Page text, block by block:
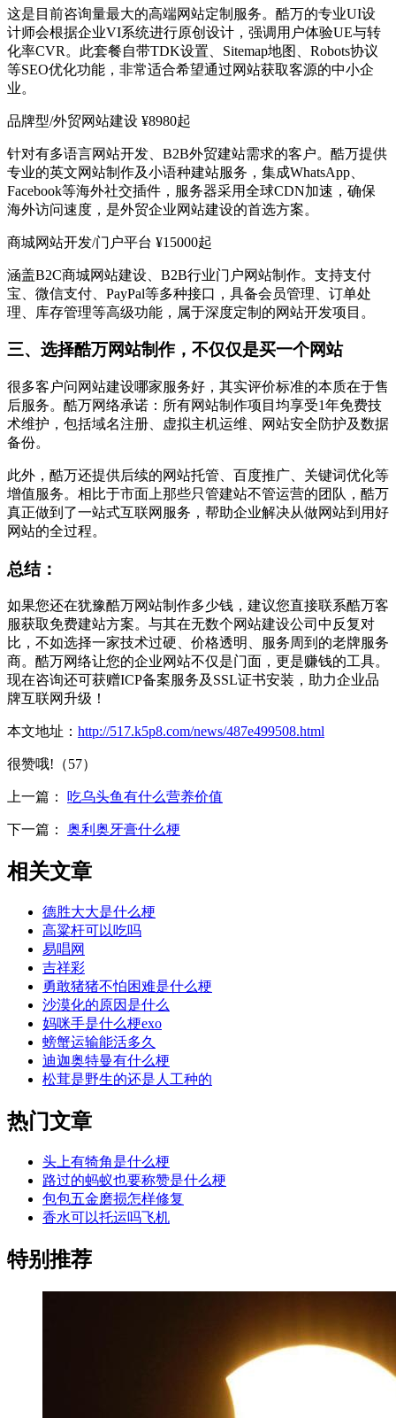
这是目前咨询量最大的高端网站定制服务。酷万的专业UI设
计师会根据企业VI系统进行原创设计，强调用户体验UE与转
化率CVR。此套餐自带TDK设置、Sitemap地图、Robots协议
等SEO优化功能，非常适合希望通过网站获取客源的中小企
业。
品牌型/外贸网站建设 ¥8980起
针对有多语言网站开发、B2B外贸建站需求的客户。酷万提供
专业的英文网站制作及小语种建站服务，集成WhatsApp、
Facebook等海外社交插件，服务器采用全球CDN加速，确保
海外访问速度，是外贸企业网站建设的首选方案。
商城网站开发/门户平台 ¥15000起
涵盖B2C商城网站建设、B2B行业门户网站制作。支持支付
宝、微信支付、PayPal等多种接口，具备会员管理、订单处
理、库存管理等高级功能，属于深度定制的网站开发项目。
三、选择酷万网站制作，不仅仅是买一个网站
很多客户问网站建设哪家服务好，其实评价标准的本质在于售
后服务。酷万网络承诺：所有网站制作项目均享受1年免费技
术维护，包括域名注册、虚拟主机运维、网站安全防护及数据
备份。
此外，酷万还提供后续的网站托管、百度推广、关键词优化等
增值服务。相比于市面上那些只管建站不管运营的团队，酷万
真正做到了一站式互联网服务，帮助企业解决从做网站到用好
网站的全过程。
总结：
如果您还在犹豫酷万网站制作多少钱，建议您直接联系酷万客
服获取免费建站方案。与其在无数个网站建设公司中反复对
比，不如选择一家技术过硬、价格透明、服务周到的老牌服务
商。酷万网络让您的企业网站不仅是门面，更是赚钱的工具。
现在咨询还可获赠ICP备案服务及SSL证书安装，助力企业品
牌互联网升级！
本文地址： http://517.k5p8.com/news/487e499508.html
很赞哦!（57）
上一篇： 吃乌头鱼有什么营养价值
下一篇： 奥利奥牙膏什么梗
相关文章
德胜大大是什么梗
高粱杆可以吃吗
易唱网
吉祥彩
勇敢猪猪不怕困难是什么梗
沙漠化的原因是什么
妈咪手是什么梗exo
螃蟹运输能活多久
迪迦奥特曼有什么梗
松茸是野生的还是人工种的
热门文章
头上有犄角是什么梗
路过的蚂蚁也要称赞是什么梗
包包五金磨损怎样修复
香水可以托运吗飞机
特别推荐